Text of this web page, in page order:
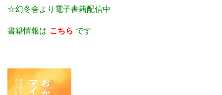
☆幻冬舎より電子書籍配信中
書籍情報は こちら です